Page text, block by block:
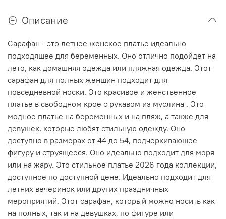
Описание
Сарафан - это летнее женское платье идеально
подходящее для беременных. Оно отлично подойдет на
лето, как домашняя одежда или пляжная одежда. Этот
сарафан для полных женщин подходит для
повседневной носки. Это красивое и женственное
платье в свободном крое с рукавом из муслина . Это
модное платье на беременных и на пляж, а также для
девушек, которые любят стильную одежду. Оно
доступно в размерах от 44 до 54, подчеркивающее
фигуру и струящееся. Оно идеально подходит для моря
или на жару. Это стильное платье 2026 года коллекции,
доступное по доступной цене. Идеально подходит для
летних вечеринок или других праздничных
мероприятий. Этот сарафан, который можно носить как
на полных, так и на девушках, по фигуре или